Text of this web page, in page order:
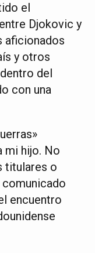
el
Djokovic y
aficionados
y otros
del
con una
mi hijo. No
titulares o
comunicado
encuentro